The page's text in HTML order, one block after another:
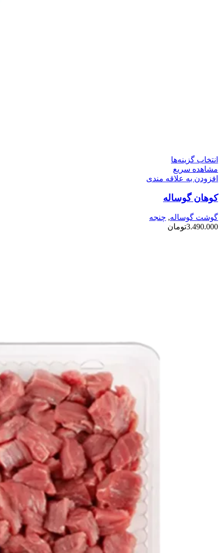
انتخاب گزینه‌ها
دارای
مختلفی
باشد.
گزینه
مشاهده سریع
افزودن به علاقه مندی
کوهان گوساله
گوشت گوساله, چنجه
3.490.000تومان